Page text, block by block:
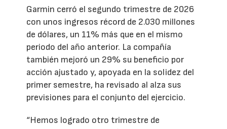
Garmin cerró el segundo trimestre de 2026
con unos ingresos récord de 2.030 millones
de dólares, un 11% más que en el mismo
periodo del año anterior. La compañía
también mejoró un 29% su beneficio por
acción ajustado y, apoyada en la solidez del
primer semestre, ha revisado al alza sus
previsiones para el conjunto del ejercicio.
“Hemos logrado otro trimestre de